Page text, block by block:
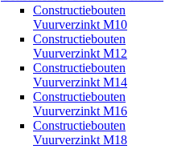
Constructiebouten
Vuurverzinkt M10
Constructiebouten
Vuurverzinkt M12
Constructiebouten
Vuurverzinkt M14
Constructiebouten
Vuurverzinkt M16
Constructiebouten
Vuurverzinkt M18